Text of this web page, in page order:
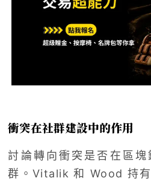
衝突在社群建設中的作用
討論轉向衝突是否在區
群。Vitalik 和 Wood 持